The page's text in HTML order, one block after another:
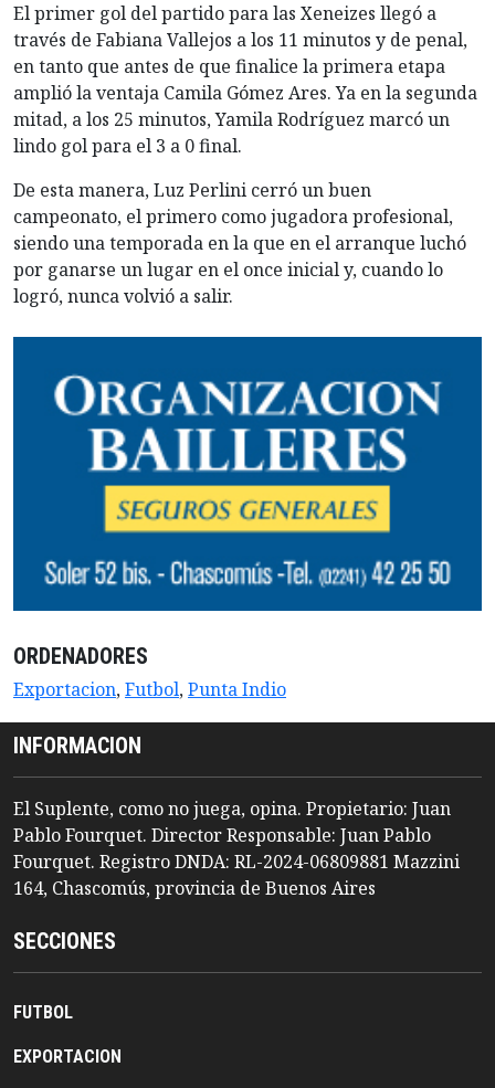
El primer gol del partido para las Xeneizes llegó a
través de Fabiana Vallejos a los 11 minutos y de penal,
en tanto que antes de que finalice la primera etapa
amplió la ventaja Camila Gómez Ares. Ya en la segunda
mitad, a los 25 minutos, Yamila Rodríguez marcó un
lindo gol para el 3 a 0 final.
De esta manera, Luz Perlini cerró un buen
campeonato, el primero como jugadora profesional,
siendo una temporada en la que en el arranque luchó
por ganarse un lugar en el once inicial y, cuando lo
logró, nunca volvió a salir.
ORDENADORES
Exportacion,Futbol,Punta Indio
INFORMACION
El Suplente, como no juega, opina. Propietario: Juan
Pablo Fourquet. Director Responsable: Juan Pablo
Fourquet. Registro DNDA: RL-2024-06809881 Mazzini
164, Chascomús, provincia de Buenos Aires
SECCIONES
FUTBOL
EXPORTACION